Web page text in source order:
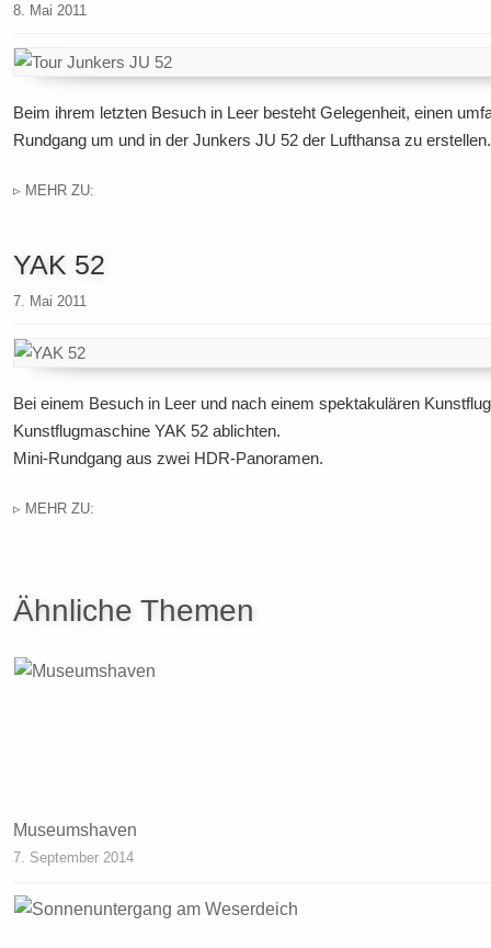
8. Mai 2011
Beim ihrem letzten Besuch in Leer besteht Gelegenheit, einen
Rundgang um und in der Junkers JU 52 der Lufthansa zu erstellen.
▹ MEHR ZU:
YAK 52
7. Mai 2011
Bei einem Besuch in Leer und nach einem spektakulären
Kunstflugmaschine YAK 52 ablichten.
Mini-Rundgang aus zwei HDR-Panoramen.
▹ MEHR ZU:
Ähnliche Themen
Museumshaven
7. September 2014